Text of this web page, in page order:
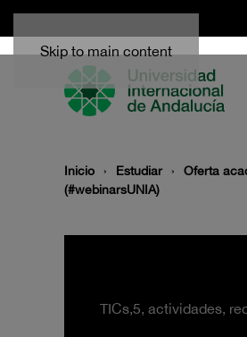
Skip to main content
Inicio Estudiar Oferta
(#webinarsUNIA)
TICs,5, actividades,